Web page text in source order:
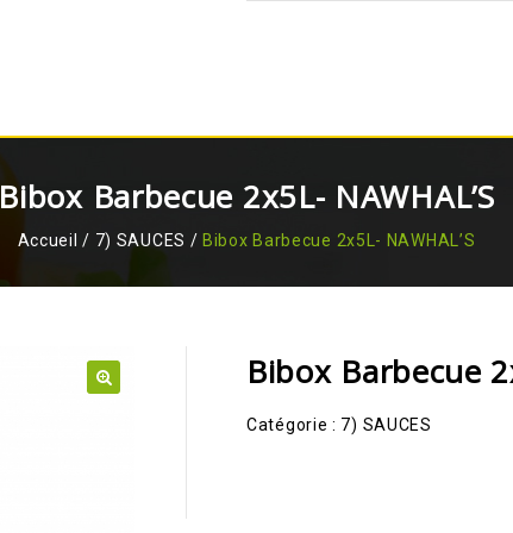
Bibox Barbecue 2x5L- NAWHAL’S
Accueil / 7) SAUCES / Bibox Barbecue 2x5L- NAWHAL’S
Bibox Barbecue
Catégorie : 7) SAUCES